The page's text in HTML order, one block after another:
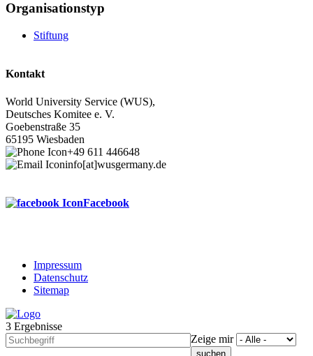
Organisationstyp
Stiftung
Kontakt
World University Service (WUS),
Deutsches Komitee e. V.
Goebenstraße 35
65195 Wiesbaden
+49 611 446648
info[at]wusgermany.de
Facebook
Footer
menu
Impressum
Datenschutz
Sitemap
3 Ergebnisse
Zeige mir